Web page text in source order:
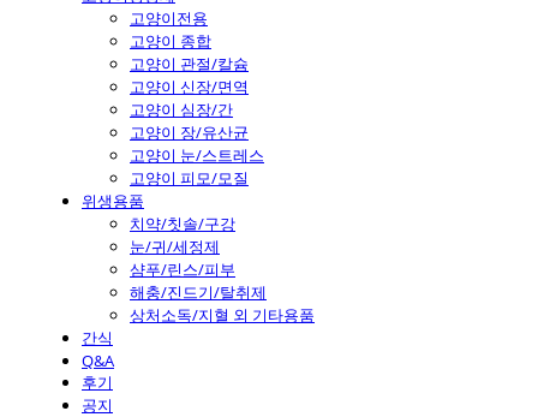
고양이전용
고양이 종합
고양이 관절/칼슘
고양이 신장/면역
고양이 심장/간
고양이 장/유산균
고양이 눈/스트레스
고양이 피모/모질
위생용품
치약/칫솔/구강
눈/귀/세정제
샴푸/린스/피부
해충/진드기/탈취제
상처소독/지혈 외 기타용품
간식
Q&A
후기
공지